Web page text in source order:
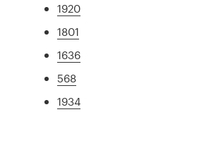
1920
1801
1636
568
1934